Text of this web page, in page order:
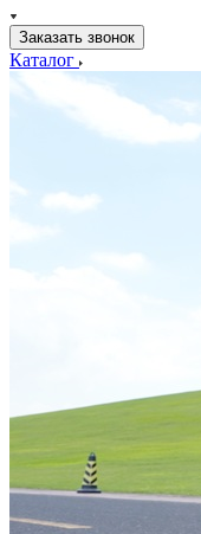
Заказать звонок
Каталог